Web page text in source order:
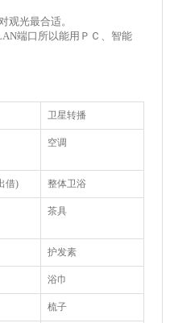
观光最合适。
端口所以能用ＰＣ、智能
卫星转播
空调
借) 整体卫浴
茶具
护发素
浴巾
梳子